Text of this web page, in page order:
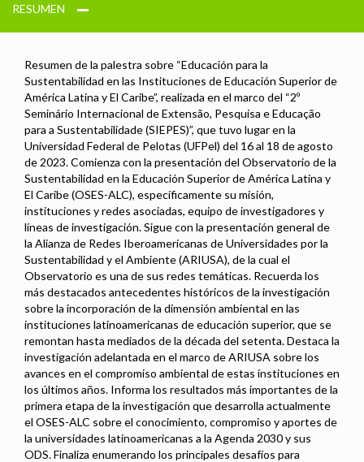
RESUMEN
Resumen de la palestra sobre “Educación para la
Sustentabilidad en las Instituciones de Educación Superior de
América Latina y El Caribe”, realizada en el marco del “2º
Seminário Internacional de Extensão, Pesquisa e Educação
para a Sustentabilidade (SIEPES)”, que tuvo lugar en la
Universidad Federal de Pelotas (UFPel) del 16 al 18 de agosto
de 2023. Comienza con la presentación del Observatorio de la
Sustentabilidad en la Educación Superior de América Latina y
El Caribe (OSES-ALC), específicamente su misión,
instituciones y redes asociadas, equipo de investigadores y
líneas de investigación. Sigue con la presentación general de
la Alianza de Redes Iberoamericanas de Universidades por la
Sustentabilidad y el Ambiente (ARIUSA), de la cual el
Observatorio es una de sus redes temáticas. Recuerda los
más destacados antecedentes históricos de la investigación
sobre la incorporación de la dimensión ambiental en las
instituciones latinoamericanas de educación superior, que se
remontan hasta mediados de la década del setenta. Destaca la
investigación adelantada en el marco de ARIUSA sobre los
avances en el compromiso ambiental de estas instituciones en
los últimos años. Informa los resultados más importantes de la
primera etapa de la investigación que desarrolla actualmente
el OSES-ALC sobre el conocimiento, compromiso y aportes de
la universidades latinoamericanas a la Agenda 2030 y sus
ODS. Finaliza enumerando los principales desafíos para